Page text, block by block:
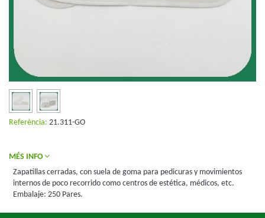
Referència: 21.311-GO
MÉS INFO
Zapatillas cerradas, con suela de goma para pedicuras y movimientos
internos de poco recorrido como centros de estética, médicos, etc.
Embalaje: 250 Pares.